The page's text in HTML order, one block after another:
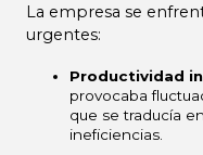
La empresa se
urgentes:
Productividad
provocaba
que se traducía
ineficiencias.